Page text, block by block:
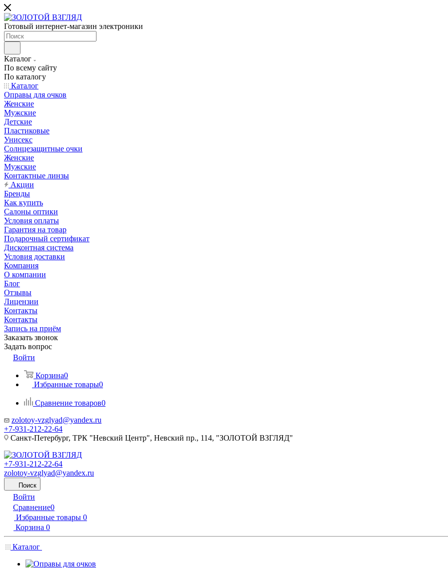
Готовый интернет-магазин электроники
Каталог
По всему сайту
По каталогу
Каталог
Оправы для очков
Женские
Мужские
Детские
Пластиковые
Унисекс
Солнцезащитные очки
Женские
Мужские
Контактные линзы
Акции
Бренды
Как купить
Салоны оптики
Условия оплаты
Гарантия на товар
Подарочный сертификат
Дисконтная система
Условия доставки
Компания
О компании
Блог
Отзывы
Лицензии
Контакты
Контакты
Запись на приём
Заказать звонок
Задать вопрос
Войти
Корзина0
Избранные товары0
Сравнение товаров0
zolotoy-vzglyad@yandex.ru
+7-931-212-22-64
Санкт-Петербург, ТРК "Невский Центр", Невский пр., 114, "ЗОЛОТОЙ ВЗГЛЯД"
+7-931-212-22-64
zolotoy-vzglyad@yandex.ru
Поиск
Войти
Сравнение0
Избранные товары 0
Корзина 0
Каталог